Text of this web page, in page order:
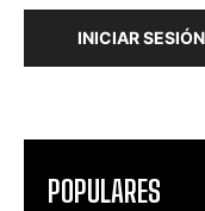
INICIAR
POPULARES